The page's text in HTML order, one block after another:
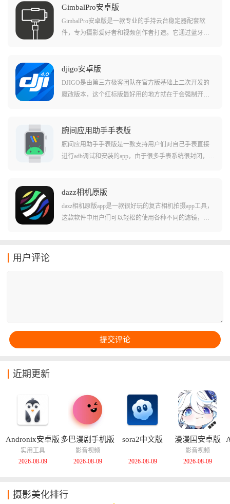
GimbalPro安卓版
GimbalPro安卓版是一款专业的手持云台稳定器配套软
件，专为摄影爱好者和视频创作者打造。它通过蓝牙连
丰富的滤镜风格，配合三轴增稳技术，让拍摄画面更加
稳定流畅，是户外直播和高清视频录制的得力助手。用
户可以在手机上实时查看设备电量和连接状态，使用原
是专业视频创作，GimbalPro都能提供稳定可靠的拍摄体
验。
djigo安卓版
DJIGO是由第三方极客团队在官方版基础上二次开发的
魔改版本，这个红标版最好用的地方就在于会强制开启F
由度。
腕间应用助手手表版
腕间应用助手手表版是一款支持用户们对自己手表直接
进行adb调试和安装的app，由于很多手表系统很封闭，许
令行的操作。在这款软件中还支持用户们进行各种手表
软件的获取和安装，并且允许对手表的细致权限进行修
改，使用起来非常轻松！
dazz相机原版
dazz相机原版app是一款很好玩的复古相机拍摄app工具，
这款软件中用户们可以轻松的使用各种不同的滤镜，还
用户评论
近期更新
Andronix安卓版
实用工具
2026-08-09
多巴漫剧手机版
影音视频
2026-08-09
sora2中文版
2026-08-09
漫漫国安卓版
影音视频
2026-08-09
摄影美化排行